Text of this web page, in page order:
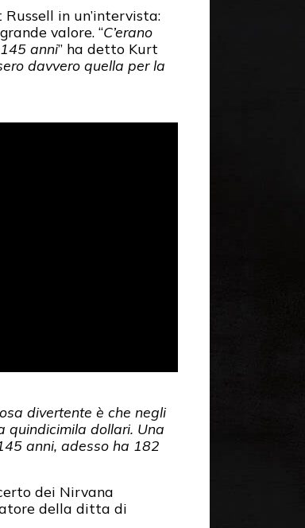
in un’intervista:
valore. “C’erano
anni” ha detto Kurt
davvero quella per la
divertente è che negli
quindicimila dollari. Una
anni, adesso ha 182
dei Nirvana
della ditta di